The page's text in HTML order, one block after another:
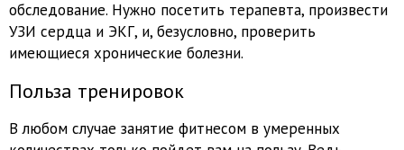
обследование. Нужно посетить терапевта, произвести
УЗИ сердца и ЭКГ, и, безусловно, проверить
имеющиеся хронические болезни.
Польза тренировок
В любом случае занятие фитнесом в умеренных